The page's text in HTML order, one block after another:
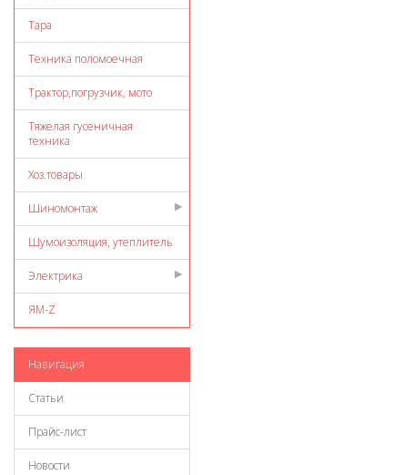
Тара
Техника поломоечная
Трактор,погрузчик, мото
Тяжелая гусеничная
техника
Хоз.товары
Шиномонтаж
Шумоизоляция, утеплитель
Электрика
ЯМ-Z
Навигация
Статьи
Прайс-лист
Новости